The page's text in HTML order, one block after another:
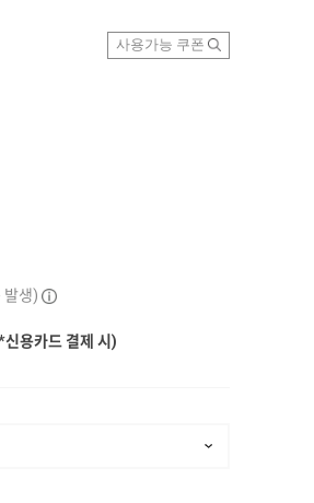
사용가능 쿠폰
발생)
용카드 결제 시)